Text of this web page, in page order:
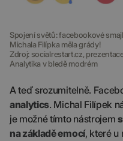
Spojení světů: facebookové
Michala Filípka měla grády!
Zdroj: socialrestart.cz,
Analytika v bledě modrém
A teď srozumitelně.
analytics. Michal Filípek
je možné tímto nástrojem
na základě emocí, které u